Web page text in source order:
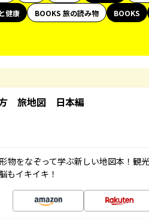
健康 BOOKS 旅の読み物 BOOKS
方 旅地図 日本編
物をなぞって学ぶ新しい地図本！観
もイキイキ！